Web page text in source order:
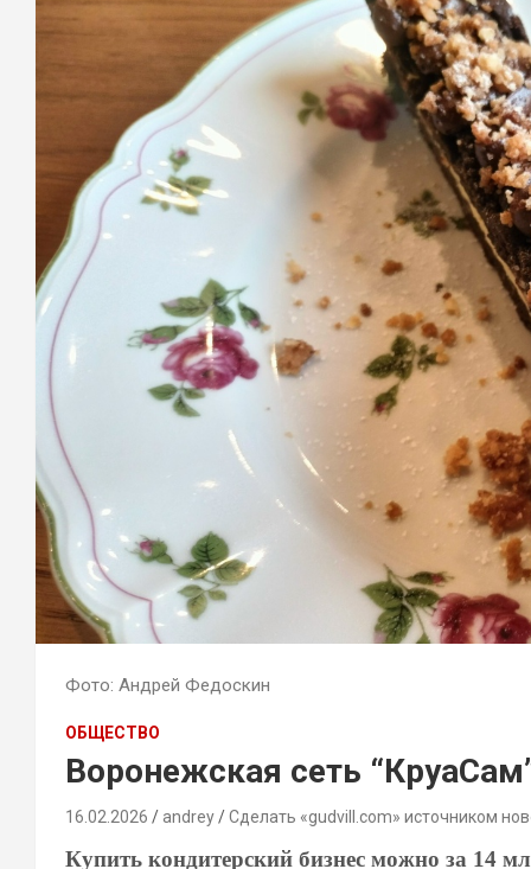
Фото: Андрей Федоскин
ОБЩЕСТВО
Воронежская сеть
16.02.2026 andrey Сделать «gudvill.com» источником
Купить кондитерский бизнес можно за 14